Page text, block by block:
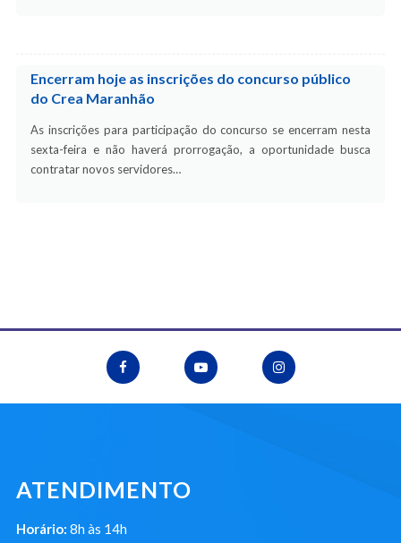
Encerram hoje as inscrições do concurso público
do Crea Maranhão
As inscrições para participação do concurso se encerram nesta
sexta-feira e não haverá prorrogação, a oportunidade busca
contratar novos servidores…
ATENDIMENTO
Horário: 8h às 14h